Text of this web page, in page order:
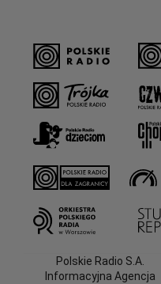
Polskie Radio S.A.
Informacyjna Agencja